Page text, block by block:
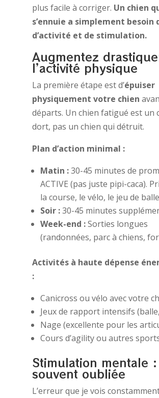
plus facile à corriger. Un chien
s’ennuie a simplement besoin
d’activité et de stimulation.
Augmentez
l’activité physique
La première étape est d’épuiser
physiquement votre chien
départs. Un chien fatigué est un
dort, pas un chien qui détruit.
Plan d’action minimal :
Matin :30-45 minutes de
ACTIVE (pas juste pipi-caca).
la course, le vélo, le jeu de
Soir :30-45 minutes
Week-end :Sorties longues
(randonnées, parc à chiens,
Activités à haute dépense
:
Canicross ou vélo avec votre
Jeux de rapport intensifs
Nage (excellente pour les
Cours d’agility ou autres
Stimulation mentale
souvent oubliée
L’erreur que je vois